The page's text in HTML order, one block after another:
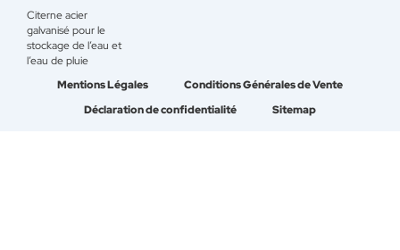
Citerne acier
galvanisé pour le
stockage de l’eau et
l’eau de pluie
Mentions Légales
Conditions Générales de Vente
Déclaration de confidentialité
Sitemap